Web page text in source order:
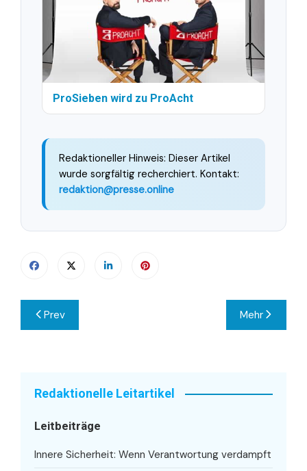
ProSieben wird zu ProAcht
Redaktioneller Hinweis: Dieser Artikel
wurde sorgfältig recherchiert. Kontakt:
redaktion@presse.online
Beitragsnavigation
Prev Mehr
Redaktionelle Leitartikel
Leitbeiträge
Innere Sicherheit: Wenn Verantwortung verdampft